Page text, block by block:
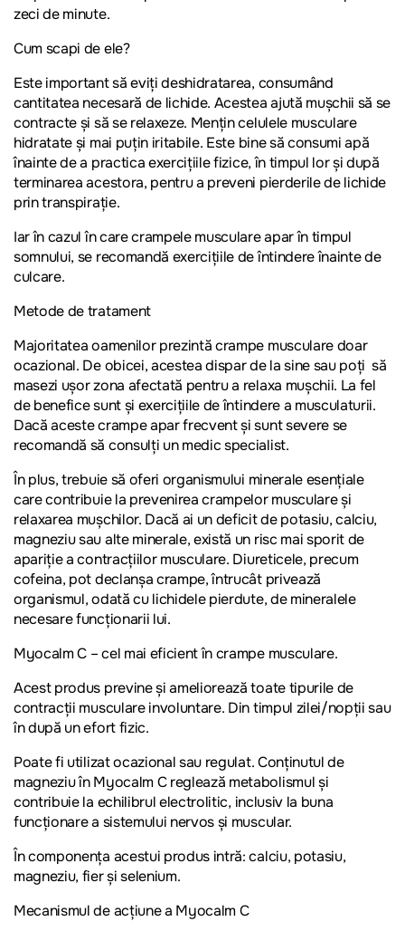
zeci de minute.
Cum scapi de ele?
Este important să eviți deshidratarea, consumând
cantitatea necesară de lichide. Acestea ajută mușchii să se
contracte și să se relaxeze. Mențin celulele musculare
hidratate și mai puțin iritabile. Este bine să consumi apă
înainte de a practica exercițiile fizice, în timpul lor și după
terminarea acestora, pentru a preveni pierderile de lichide
prin transpirație.
Iar în cazul în care crampele musculare apar în timpul
somnului, se recomandă exercițiile de întindere înainte de
culcare.
Metode de tratament
Majoritatea oamenilor prezintă crampe musculare doar
ocazional. De obicei, acestea dispar de la sine sau poți să
masezi ușor zona afectată pentru a relaxa mușchii. La fel
de benefice sunt și exercițiile de întindere a musculaturii.
Dacă aceste crampe apar frecvent și sunt severe se
recomandă să consulți un medic specialist.
În plus, trebuie să oferi organismului minerale esențiale
care contribuie la prevenirea crampelor musculare și
relaxarea mușchilor. Dacă ai un deficit de potasiu, calciu,
magneziu sau alte minerale, există un risc mai sporit de
apariție a contracțiilor musculare. Diureticele, precum
cofeina, pot declanșa crampe, întrucât privează
organismul, odată cu lichidele pierdute, de mineralele
necesare funcționarii lui.
Myocalm C – cel mai eficient în crampe musculare.
Acest produs previne și ameliorează toate tipurile de
contracții musculare involuntare. Din timpul zilei/nopții sau
în după un efort fizic.
Poate fi utilizat ocazional sau regulat. Conținutul de
magneziu înMyocalm Creglează metabolismul şi
contribuie la echilibrul electrolitic, inclusiv la buna
funcționare a sistemului nervos şi muscular.
În componenţa acestui produs intră: calciu, potasiu,
magneziu, fier și selenium.
Mecanismul de acţiune a Myocalm C